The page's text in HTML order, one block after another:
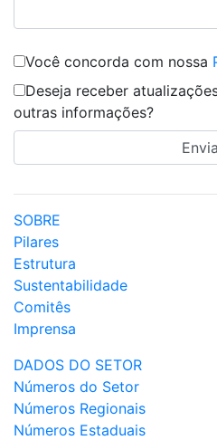
Você concorda com nossa
Deseja receber
outras informações?
SOBRE
Pilares
Estrutura
Sustentabilidade
Comitês
Imprensa
DADOS DO SETOR
Números do Setor
Números Regionais
Números Estaduais